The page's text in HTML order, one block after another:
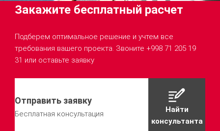
Закажите бесплатный расчет
Подберем оптимальное решение и учтем все
требования вашего проекта. Звоните +998 71 205 19
31 или оставьте заявку
Отправить заявку
Бесплатная консультация
Найти
консультанта